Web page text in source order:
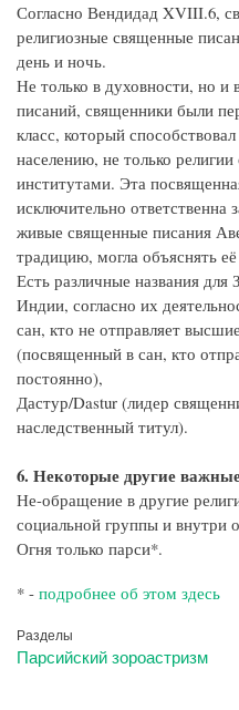
Согласно Вендидад XVIII.6,
религиозные священные
день и ночь.
Не только в духовности, но и
писаний, священники были
класс, который
населению, не только
институтами. Эта
исключительно ответственна
живые священные писания
традицию, могла объяснять
Есть различные названия
Индии, согласно их
сан, кто не отправляет
(посвященный в сан, кто
постоянно),
Дастур/Dastur (лидер
наследственный титул).
6. Некоторые другие
Не-обращение в другие
социальной группы и внутри
Огня только парси*.
* - подробнее об этом здесь
Разделы
Парсийский зороастризм